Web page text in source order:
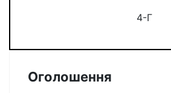
4-Г
Оголошення